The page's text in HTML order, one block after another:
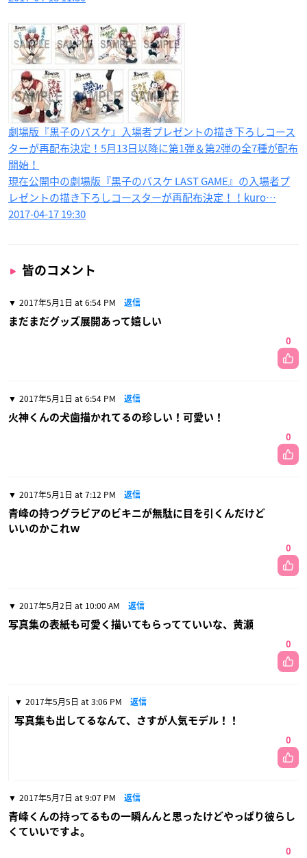
劇場版『黒子のバスケ』入場者プレゼントの描き下ろしコース
ターが再配布決定！5月13日以降に第1弾＆第2弾の全7種が配布
開始！
現在公開中の劇場版『黒子のバスケ LAST GAME』の入場者プ
レゼントの描き下ろしコースターが再配布決定！！kuro…
2017-04-17 19:30
皆のコメント
2017年5月1日 at 6:54 PM 返信
まだまだグッズ展開あって嬉しい
0
2017年5月1日 at 6:54 PM 返信
火神くんの犬歯描かれてるの珍しい！可愛い！
0
2017年5月1日 at 7:12 PM 返信
青峰の持つグラビアのビキニが無駄に目を引くんだけど
いいのかこれｗ
0
2017年5月2日 at 10:00 AM 返信
写真集の表紙も可愛く描いてもらってていいな、黄瀬
0
2017年5月5日 at 3:06 PM 返信
写真集も出してるなんて、さすが人気モデル！！
0
2017年5月7日 at 9:07 PM 返信
青峰くんの持ってるもの一瞬んんと思ったけどやっぱり彼らし
くていいですよ。
0